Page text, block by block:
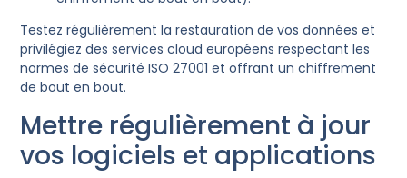
Testez régulièrement la restauration de vos données et
privilégiez des services cloud européens respectant les
normes de sécurité ISO 27001 et offrant un chiffrement
de bout en bout.
Mettre régulièrement à jour
vos logiciels et applications